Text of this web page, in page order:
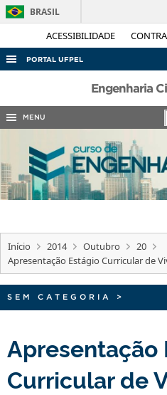
ACESSIBILIDADE
BRASIL
PORTAL UFPEL
ACESSO À INFORMAÇÃO
AUDITORIA
CONCURSOS
EDITAIS
Engenharia
MENU
Início 2014 Outubro
20
Apresentação Estágio Curricular de
SEM CATEGORIA >
Apresentação
Curricular de